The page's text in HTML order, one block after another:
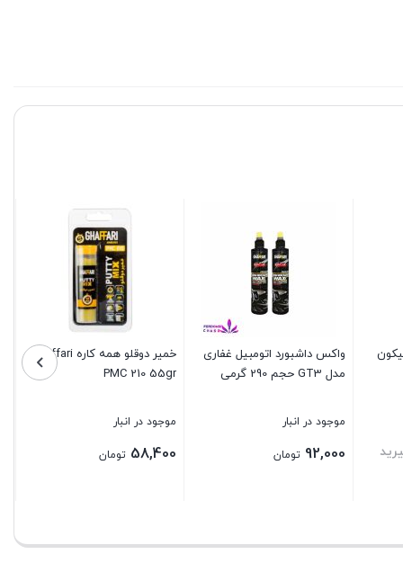
واکس داشبورد اتومبیل غفاری
مدل GT3 حجم 290 گرمی
موجود در انبار
92,000 تومان
خمیر دوقلو همه کاره Ghaffari
PMC 210 55gr
موجود در انبار
58,400 تومان